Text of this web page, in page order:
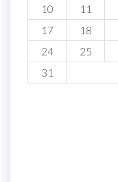
10
11
17
18
24
25
31